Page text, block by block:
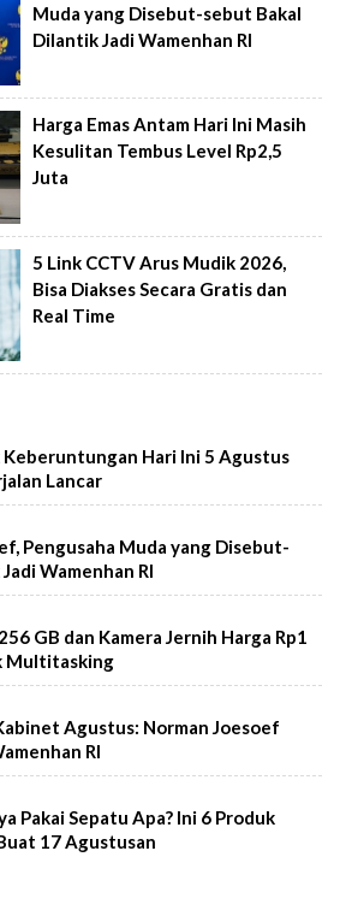
Muda yang Disebut-sebut Bakal
Dilantik Jadi Wamenhan RI
Harga Emas Antam Hari Ini Masih
Kesulitan Tembus Level Rp2,5
Juta
5 Link CCTV Arus Mudik 2026,
Bisa Diakses Secara Gratis dan
Real Time
Keberuntungan Hari Ini 5 Agustus
Lancar
Pengusaha Muda yang Disebut-
Wamenhan RI
GB dan Kamera Jernih Harga Rp1
Multitasking
Agustus: Norman Joesoef
RI
Pakai Sepatu Apa? Ini 6 Produk
17 Agustusan